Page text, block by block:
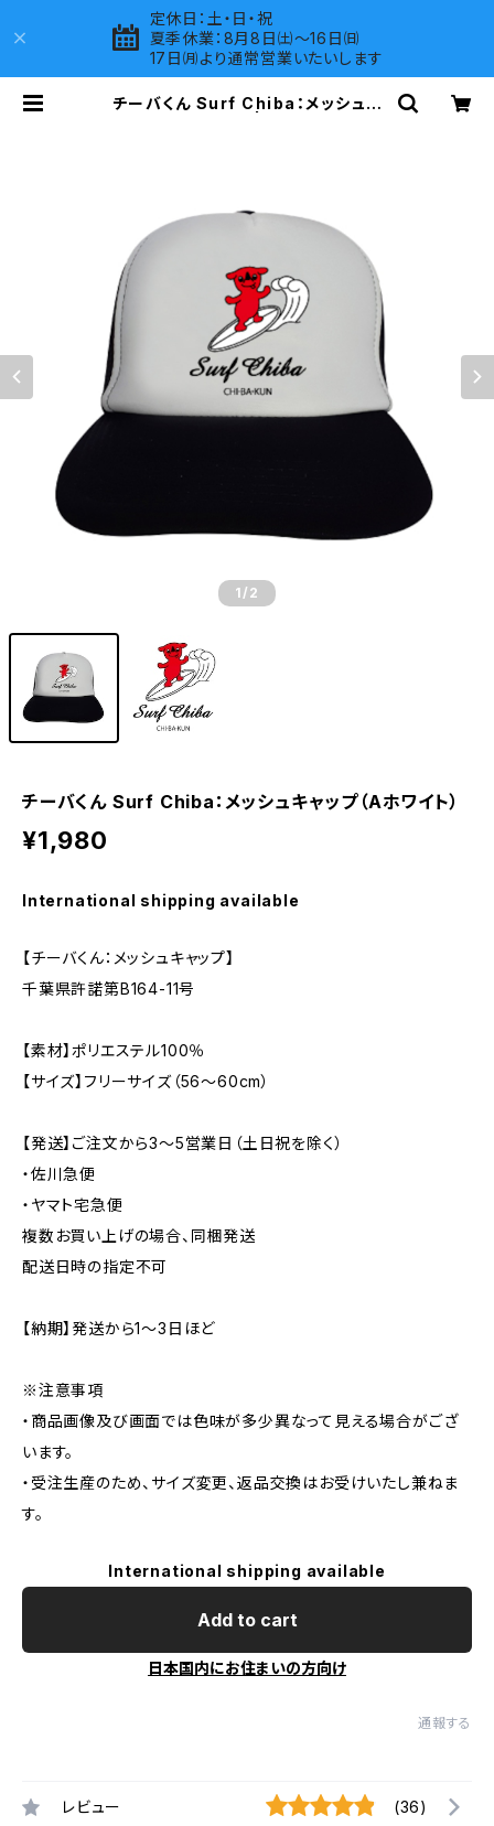
定休日：土・日・祝
夏季休業：8月8日㈯～16日㈰
17日㈪より通常営業いたいします
チーバくん Surf Chiba：メッシュキ
1 /2
チーバくん Surf Chiba：メッシュキャップ（Aホワイト）
¥1,980
International shipping available
【チーバくん：メッシュキャップ】
千葉県許諾第B164-11号
【素材】ポリエステル100％
【サイズ】フリーサイズ（56〜60cm）
【発送】ご注文から3〜5営業日（土日祝を除く）
・佐川急便
・ヤマト宅急便
複数お買い上げの場合、同梱発送
配送日時の指定不可
【納期】発送から1〜3日ほど
※注意事項
・商品画像及び画面では色味が多少異なって見える場合がござ
います。
・受注生産のため、サイズ変更、返品交換はお受けいたし兼ねま
す。
International shipping available
Add to cart
日本国内にお住まいの方向け
通報する
レビュー (36)